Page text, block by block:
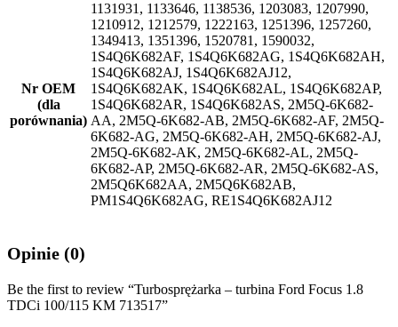
Nr OEM
(dla
porównania)
1131931, 1133646, 1138536, 1203083, 1207990,
1210912, 1212579, 1222163, 1251396, 1257260,
1349413, 1351396, 1520781, 1590032,
1S4Q6K682AF, 1S4Q6K682AG, 1S4Q6K682AH,
1S4Q6K682AJ, 1S4Q6K682AJ12,
1S4Q6K682AK, 1S4Q6K682AL, 1S4Q6K682AP,
1S4Q6K682AR, 1S4Q6K682AS, 2M5Q-6K682-
AA, 2M5Q-6K682-AB, 2M5Q-6K682-AF, 2M5Q-
6K682-AG, 2M5Q-6K682-AH, 2M5Q-6K682-AJ,
2M5Q-6K682-AK, 2M5Q-6K682-AL, 2M5Q-
6K682-AP, 2M5Q-6K682-AR, 2M5Q-6K682-AS,
2M5Q6K682AA, 2M5Q6K682AB,
PM1S4Q6K682AG, RE1S4Q6K682AJ12
Opinie (0)
Be the first to review “Turbosprężarka – turbina Ford Focus 1.8
TDCi 100/115 KM 713517”